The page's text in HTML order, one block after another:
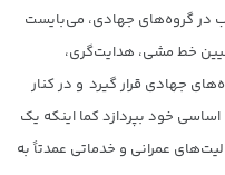
در گروه‌های جهادی، می‌بایست
خط مشی، هدایت‌گری،
جهادی قرار گیرد و در کنار
خود بپردازد کما اینکه یک
عمرانی و خدماتی عمدتاً به